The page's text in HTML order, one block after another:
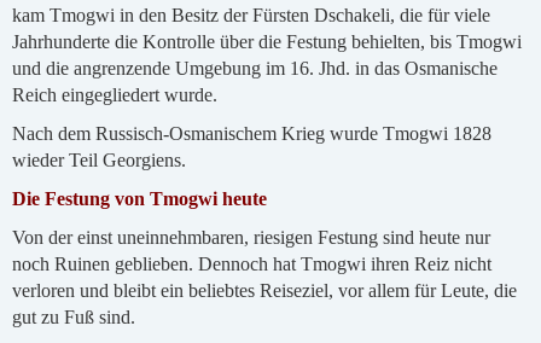
kam Tmogwi in den Besitz der Fürsten Dschakeli, die für viele
Jahrhunderte die Kontrolle über die Festung behielten, bis Tmogwi
und die angrenzende Umgebung im 16. Jhd. in das Osmanische
Reich eingegliedert wurde.
Nach dem Russisch-Osmanischem Krieg wurde Tmogwi 1828
wieder Teil Georgiens.
Die Festung von Tmogwi heute
Von der einst uneinnehmbaren, riesigen Festung sind heute nur
noch Ruinen geblieben. Dennoch hat Tmogwi ihren Reiz nicht
verloren und bleibt ein beliebtes Reiseziel, vor allem für Leute, die
gut zu Fuß sind.